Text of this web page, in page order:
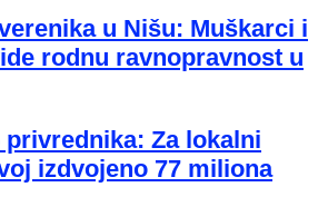
u Nišu: Muškarci i
rodnu ravnopravnost u
privrednika: Za lokalni
izdvojeno 77 miliona